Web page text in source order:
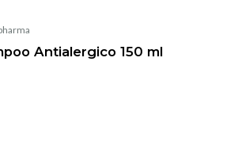
Antialergico 150 ml